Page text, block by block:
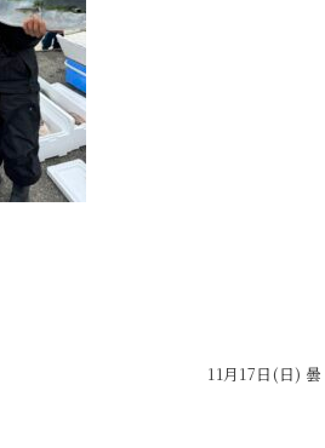
11月17日(日)